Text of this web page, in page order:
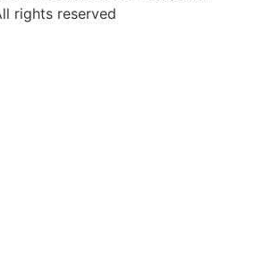
rights reserved